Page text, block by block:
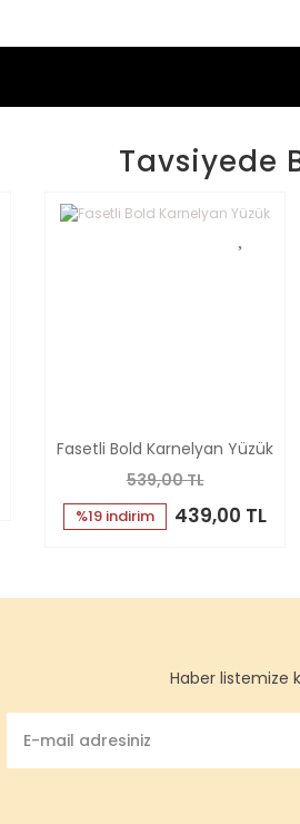
Tavsiyede
Fasetli Bold Karnelyan Yüzük
539,00 TL
%19 indirim 439,00 TL
Haber listemize